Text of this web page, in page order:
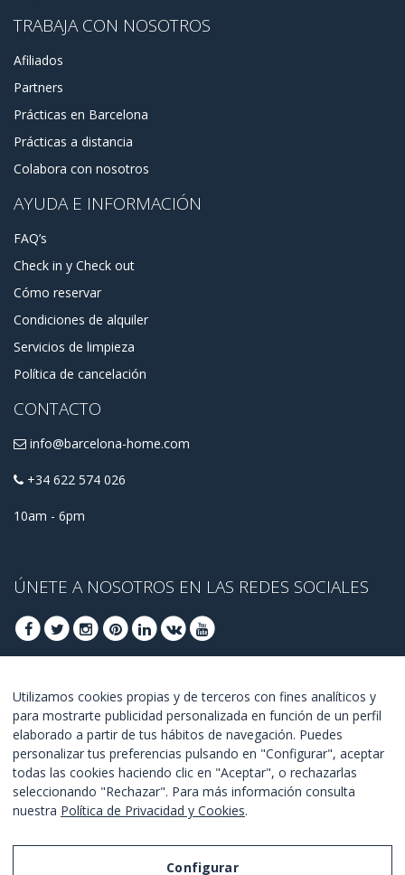
TRABAJA CON NOSOTROS
Afiliados
Partners
Prácticas en Barcelona
Prácticas a distancia
Colabora con nosotros
AYUDA E INFORMACIÓN
FAQ’s
Check in y Check out
Cómo reservar
Condiciones de alquiler
Servicios de limpieza
Política de cancelación
CONTACTO
info@barcelona-home.com
+34 622 574 026
10am - 6pm
ÚNETE A NOSOTROS EN LAS REDES SOCIALES
ÚNETE PARA OBTENER OFERTAS DE ÚLTIMO
MINUTO
UNETE
Estoy de acuerdo con los términos y condiciones
Utilizamos cookies propias y de terceros con fines analíticos y
para mostrarte publicidad personalizada en función de un perfil
elaborado a partir de tus hábitos de navegación. Puedes
personalizar tus preferencias pulsando en "Configurar", aceptar
todas las cookies haciendo clic en "Aceptar", o rechazarlas
seleccionando "Rechazar". Para más información consulta
nuestra Política de Privacidad y Cookies.
Configurar